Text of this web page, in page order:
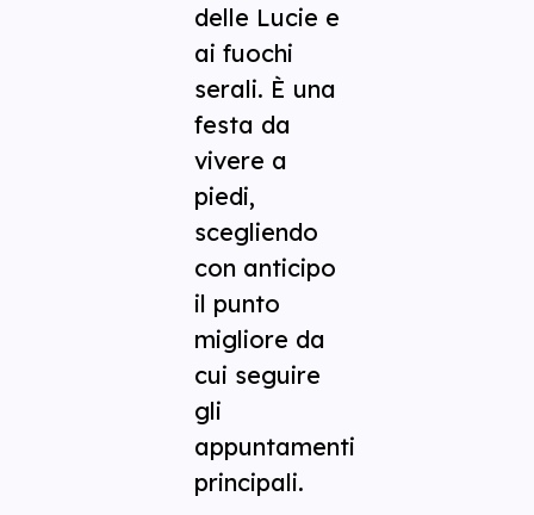
delle Lucie e
ai fuochi
serali. È una
festa da
vivere a
piedi,
scegliendo
con anticipo
il punto
migliore da
cui seguire
gli
appuntamenti
principali.